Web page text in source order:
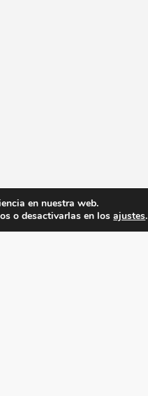
en nuestra web.
o desactivarlas en losajustes.